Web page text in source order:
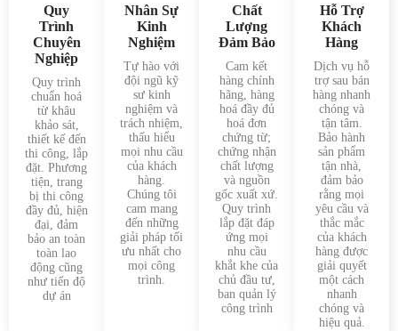
Quy
Trình
Chuyên
Nghiệp
Quy trình
chuẩn hoá
từ khâu
khảo sát,
thiết kế đến
thi công, lắp
đặt. Phương
tiện, trang
bị thi công
đầy đủ, hiện
đại, đảm
bảo an toàn
toàn lao
động cũng
như tiến độ
dự án
Nhân Sự
Kinh
Nghiệm
Tự hào với
đội ngũ kỹ
sư kinh
nghiệm và
trách nhiệm,
thấu hiểu
mọi nhu cầu
của khách
hàng.
Chúng tôi
cam mang
đến những
giải pháp tối
ưu nhất cho
mọi công
trình.
Chất
Lượng
Đảm Bảo
Cam kết
hàng chính
hãng, hàng
hoá đầy đủ
hoá đơn
chứng từ;
chứng nhận
chất lượng
và nguồn
gốc xuất xứ.
Quy trình
lắp đặt đáp
ứng mọi
nhu cầu
khắt khe của
chủ đầu tư,
ban quản lý
công trình
Hỗ Trợ
Khách
Hàng
Dịch vụ hỗ
trợ sau bán
hàng nhanh
chóng và
tận tâm.
Bảo hành
sản phẩm
tận nhà,
đảm bảo
rằng mọi
yêu cầu và
thắc mắc
của khách
hàng được
giải quyết
một cách
nhanh
chóng và
hiệu quả.